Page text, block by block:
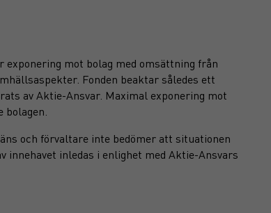
mot bolag med omsättning från
Fonden beaktar således ett
av Aktie-Ansvar. Maximal exponering mot
och förvaltare inte bedömer att situationen
inledas i enlighet med Aktie-Ansvars